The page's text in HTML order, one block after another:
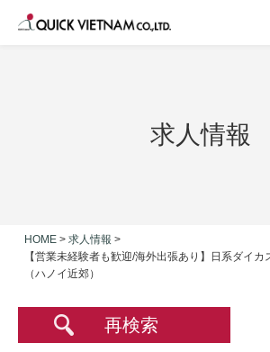
求人情報
HOME > 求人情報 >
【営業未経験者も歓迎/海外出張あり】日系ダイ
（ハノイ近郊）
再検索